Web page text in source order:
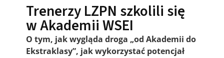
Trenerzy LZPN szkolili się
w Akademii WSEI
O tym, jak wygląda droga „od Akademii do
Ekstraklasy”, jak wykorzystać potencjał